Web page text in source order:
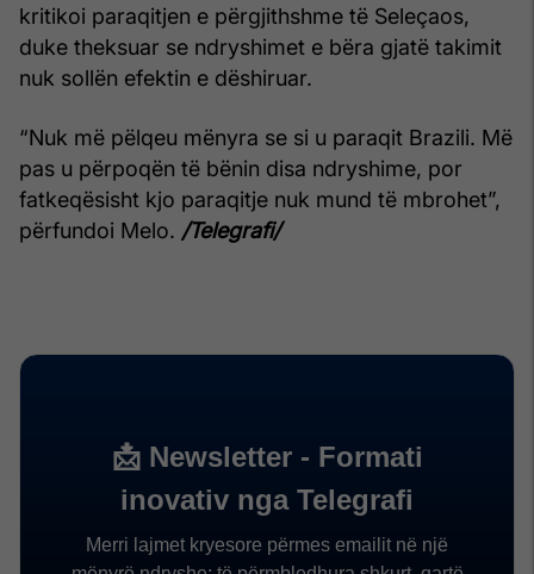
kritikoi paraqitjen e përgjithshme të Seleçaos,
duke theksuar se ndryshimet e bëra gjatë takimit
nuk sollën efektin e dëshiruar.
“Nuk më pëlqeu mënyra se si u paraqit Brazili. Më
pas u përpoqën të bënin disa ndryshime, por
fatkeqësisht kjo paraqitje nuk mund të mbrohet”,
përfundoi Melo. /Telegrafi/